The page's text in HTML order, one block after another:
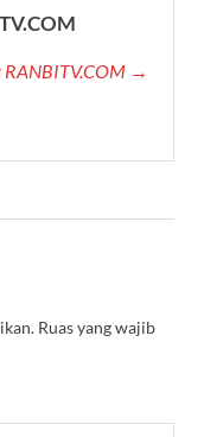
RANBITV.COM →
Ruas yang wajib